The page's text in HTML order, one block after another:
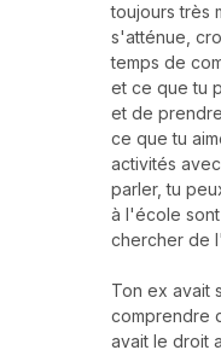
toujours très
s'atténue,
temps de
et ce que tu
et de
ce que tu
activités
parler, tu
à l'école
chercher de
Ton ex avait
comprendre
avait le droit